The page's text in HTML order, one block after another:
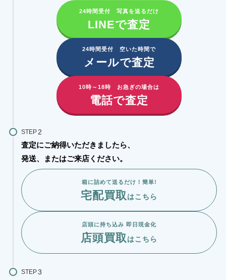
24時間受付 写真を送るだけ
LINEで査定
24時間受付 空いた時間で
メールで査定
10時～18時 お急ぎの場合は
電話で査定
STEP
査定にご納得いただきましたら、
発送、またはご来店ください。
箱に詰めて送るだけ！簡単!
宅配買取はこちら
店頭に持ち込み 即日現金化
店頭買取はこちら
STEP